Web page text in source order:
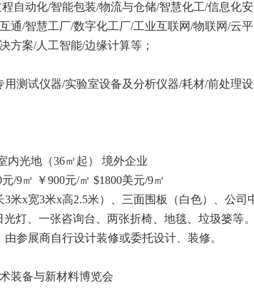
自动化/智能包装/物流与仓储/智慧化工/信息化
通/智慧工厂/数字化工厂/工业互联网/物联网/云
方案/人工智能/边缘计算等；
测试仪器/实验室设备及分析仪器/耗材/前处理
内光地（36㎡起） 境外企业
/9㎡ ￥900元/㎡ $1800美元/9㎡
米x宽3米x高2.5米）、三面围板（白色）、公司
灯、一张咨询台、两张折椅、地毯、垃圾篓等。
参展商自行设计装修或委托设计、装修。
装备与新材料博览会